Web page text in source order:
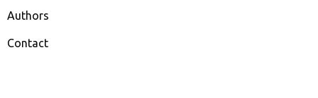
Authors
Contact